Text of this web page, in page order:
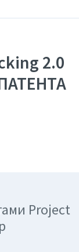
2.0
Project